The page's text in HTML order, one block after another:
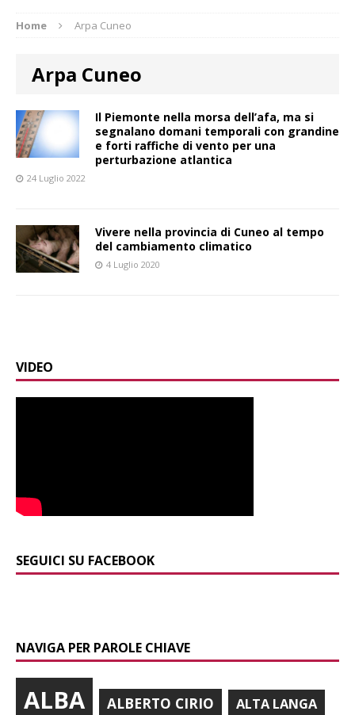
Home Arpa Cuneo
Arpa Cuneo
Il Piemonte nella morsa dell’afa, ma si
segnalano domani temporali con grandine
e forti raffiche di vento per una
perturbazione atlantica
24 Luglio 2022
Vivere nella provincia di Cuneo al tempo
del cambiamento climatico
4 Luglio 2020
VIDEO
SEGUICI SU FACEBOOK
NAVIGA PER PAROLE CHIAVE
ALBA ALBERTO CIRIO ALTA LANGA